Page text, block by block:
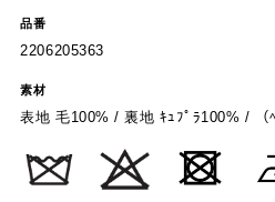
品番
2206205363
素材
表地 毛100% / 裏地 ｷｭﾌﾟﾗ100% / （